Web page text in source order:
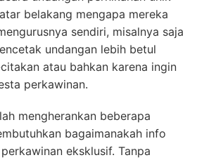
belakang mengapa mereka
sendiri, misalnya saja
undangan lebih betul
atau bahkan karena ingin
perkawinan.
mengherankan beberapa
bagaimanakah info
eksklusif. Tanpa